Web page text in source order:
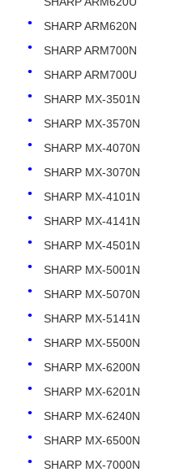
Hakkımızda
Bize ulaşın
Haberler
SHARP ARM620N
SHARP ARM700N
SHARP ARM700U
SHARP MX-3501N
SHARP MX-3570N
SHARP MX-4070N
SHARP MX-3070N
SHARP MX-4101N
SHARP MX-4141N
SHARP MX-4501N
SHARP MX-5001N
SHARP MX-5070N
SHARP MX-5141N
SHARP MX-5500N
SHARP MX-6200N
SHARP MX-6201N
SHARP MX-6240N
SHARP MX-6500N
SHARP MX-7000N